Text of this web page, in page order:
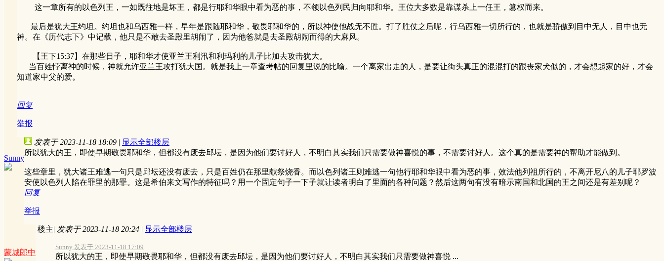
这一章所有的以色列王，一如既往地是坏王，都是行耶和华眼中看为恶的事，不领以色列民归向耶和华。王位大多数是靠谋杀上一任王，篡权而来。
最后是犹大王约坦。约坦也和乌西雅一样，早年是跟随耶和华，敬畏耶和华的，所以神使他战无不胜。打了胜仗之后呢，行乌西雅一切所行的，也就是骄傲到目中无人，目中也无
神。在《历代志下》中记载，他只是不敢去圣殿里胡闹了，因为他爸就是去圣殿胡闹而得的大麻风。
【王下15:37】在那些日子，耶和华才使亚兰王利汛和利玛利的儿子比加去攻击犹大。
当百姓悖离神的时候，神就允许亚兰王攻打犹大国。就是我上一章查考帖的回复里说的比喻。一个离家出走的人，是要让街头真正的混混打的跟丧家犬似的，才会想起家的好，才会
知道家中父的爱。
回复
举报
Sunny
发表于 2023-11-18 18:09 | 显示全部楼层
所以犹大的王，即使早期敬畏耶和华，但都没有废去邱坛，是因为他们要讨好人，不明白其实我们只需要做神喜悦的事，不需要讨好人。这个真的是需要神的帮助才能做到。
这些章里，犹大诸王难逃一句只是邱坛还没有废去，只是百姓仍在那里献祭烧香。而以色列诸王则难逃一句他行耶和华眼中看为恶的事，效法他列祖所行的，不离开尼八的儿子耶罗波
安使以色列人陷在罪里的那罪。这是希伯来文写作的特征吗？用一个固定句子一下子就让读者明白了里面的各种问题？然后这两句有没有暗示南国和北国的王之间还是有差别呢？
回复
举报
蒙城郎中
楼主| 发表于 2023-11-18 20:24 | 显示全部楼层
Sunny 发表于 2023-11-18 17:09
所以犹大的王，即使早期敬畏耶和华，但都没有废去邱坛，是因为他们要讨好人，不明白其实我们只需要做神喜悦 ...